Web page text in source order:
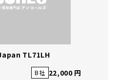
TL71LH
B社 22,000 円